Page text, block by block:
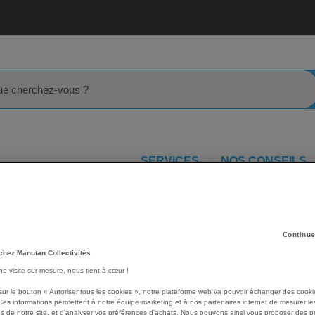
SERVICES NOS CONSEILS
Lot de 2 ballons de
Ils permettent la pratique
aux normes : grainé
Manutan Collectivités
visite sur-mesure, nous tient à cœur !
le bouton « Autoriser tous les cookies », notre plateforme web va pouvoir échanger des
informations permettent à notre équipe marketing et à nos partenaires internet de mesurer
de notre site, et d'analyser vos préférences d'achats. Nous pouvons ainsi vous proposer des